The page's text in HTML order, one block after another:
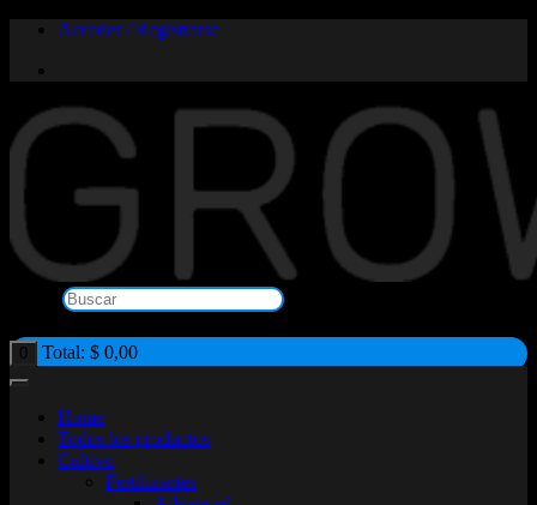
Saltar
contenido
Acceder / Registrarse
0 Total: $ 0,00
Home
Todos los productos
Cultivo
Fertilizantes